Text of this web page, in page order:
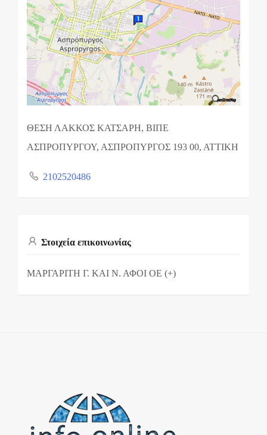
ΘΕΣΗ ΛΑΚΚΟΣ ΚΑΤΣΑΡΗ, ΒΙΠΕ
ΑΣΠΡΟΠΥΡΓΟΥ, ΑΣΠΡΟΠΥΡΓΟΣ 193 00, ΑΤΤΙΚΗ
2102520486
Στοιχεία επικοινωνίας
ΜΑΡΓΑΡΙΤΗ Γ. ΚΑΙ Ν. ΑΦΟΙ ΟΕ (+)